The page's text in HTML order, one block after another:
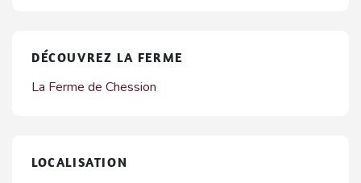
DÉCOUVREZ LA FERME
La Ferme de Chession
LOCALISATION